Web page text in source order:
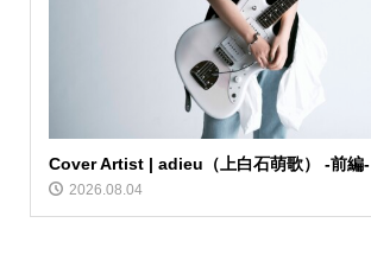
Cover Artist | adieu（上白石萌歌） -前編-
2026.08.04